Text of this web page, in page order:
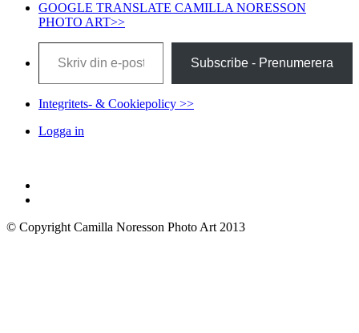
GOOGLE TRANSLATE CAMILLA NORESSON
PHOTO ART>>
Skriv din e-post …
Subscribe - Prenumerera
Integritets- & Cookiepolicy >>
Logga in
© Copyright Camilla Noresson Photo Art 2013